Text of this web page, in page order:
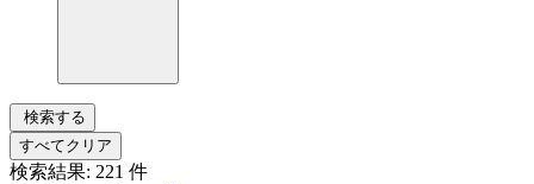
検索する
すべてクリア
検索結果: 221 件